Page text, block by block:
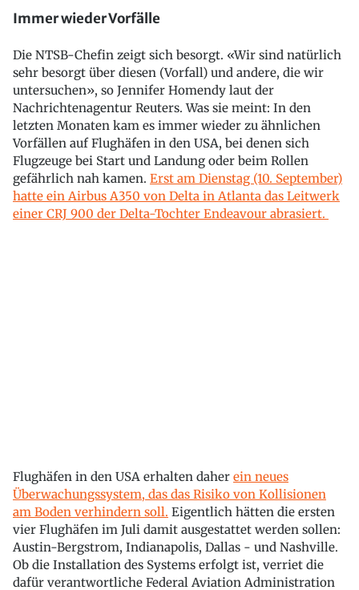
Immer wieder Vorfälle
Die NTSB-Chefin zeigt sich besorgt. «Wir sind natürlich
sehr besorgt über diesen (Vorfall) und andere, die wir
untersuchen», so Jennifer Homendy laut der
Nachrichtenagentur Reuters. Was sie meint: In den
letzten Monaten kam es immer wieder zu ähnlichen
Vorfällen auf Flughäfen in den USA, bei denen sich
Flugzeuge bei Start und Landung oder beim Rollen
gefährlich nah kamen. Erst am Dienstag (10. September)
hatte ein Airbus A350 von Delta in Atlanta das Leitwerk
einer CRJ 900 der Delta-Tochter Endeavour abrasiert.
Flughäfen in den USA erhalten daher ein neues
Überwachungssystem, das das Risiko von Kollisionen
am Boden verhindern soll. Eigentlich hätten die ersten
vier Flughäfen im Juli damit ausgestattet werden sollen:
Austin-Bergstrom, Indianapolis, Dallas - und Nashville.
Ob die Installation des Systems erfolgt ist, verriet die
dafür verantwortliche Federal Aviation Administration